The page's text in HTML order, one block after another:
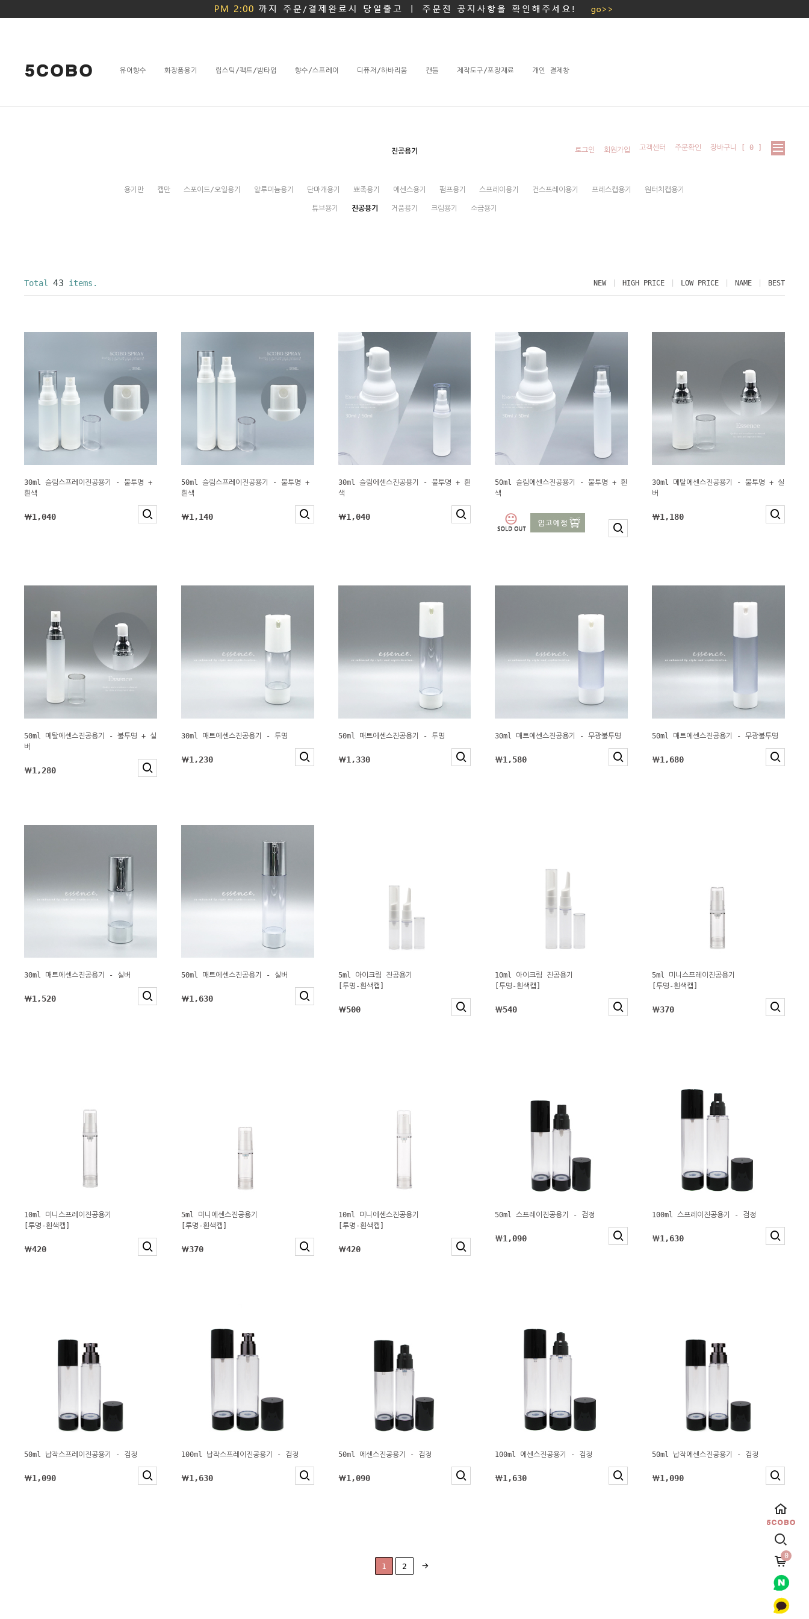
유어향수 화장품용기 립스틱/팩트/밤타입 향수/스프레이 디퓨저/하바리움 캔들 제작도구/포장재료 개인 결제창
로그인 회원가입 고객센터 주문확인 장바구니 [ 0
0
진공용기
용기만 캡만 스포이드/오일용기 알루미늄용기 단마개용기 뾰족용기 에센스용기 펌프용기 스프레이용기 건스프레이용기 프레스캡용기 원터치캡용기
튜브용기 진공용기 거품용기 크림용기 소금용기
Total 43 items. NEW HIGH PRICE LOW PRICE NAME BEST
30ml 슬림스프레이진공용기 - 불투명 +
흰색
￦1,040
50ml 슬림스프레이진공용기 - 불투명 +
흰색
￦1,140
30ml 슬림에센스진공용기 - 불투명 + 흰
색
￦1,040
50ml 슬림에센스진공용기 - 불투명 + 흰
색
30ml 메탈에센스진공용기 - 불투명 + 실
버
￦1,180
50ml 메탈에센스진공용기 - 불투명 + 실
버
￦1,280
30ml 매트에센스진공용기 - 투명
￦1,230
50ml 매트에센스진공용기 - 투명
￦1,330
30ml 매트에센스진공용기 - 무광불투명
￦1,580
50ml 매트에센스진공용기 - 무광불투명
￦1,680
30ml 매트에센스진공용기 - 실버
￦1,520
50ml 매트에센스진공용기 - 실버
￦1,630
5ml 아이크림 진공용기
[투명-흰색캡]
￦500
10ml 아이크림 진공용기
[투명-흰색캡]
￦540
5ml 미니스프레이진공용기
[투명-흰색캡]
￦370
10ml 미니스프레이진공용기
[투명-흰색캡]
￦420
5ml 미니에센스진공용기
[투명-흰색캡]
￦370
10ml 미니에센스진공용기
[투명-흰색캡]
￦420
50ml 스프레이진공용기 - 검정
￦1,090
100ml 스프레이진공용기 - 검정
￦1,630
50ml 납작스프레이진공용기 - 검정
￦1,090
100ml 납작스프레이진공용기 - 검정
￦1,630
50ml 에센스진공용기 - 검정
￦1,090
100ml 에센스진공용기 - 검정
￦1,630
50ml 납작에센스진공용기 - 검정
￦1,090
1 2